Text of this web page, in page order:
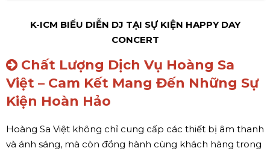
K-ICM BIỂU DIỄN DJ TẠI SỰ KIỆN HAPPY DAY
CONCERT
Chất Lượng Dịch Vụ Hoàng Sa
Việt – Cam Kết Mang Đến Những Sự
Kiện Hoàn Hảo
Hoàng Sa Việt không chỉ cung cấp các thiết bị âm thanh
và ánh sáng, mà còn đồng hành cùng khách hàng trong